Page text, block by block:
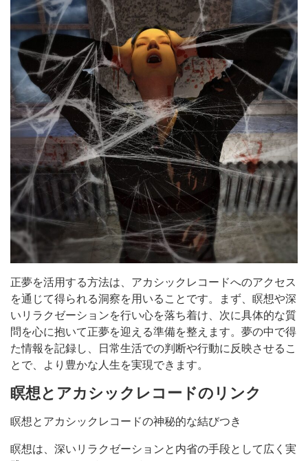
正夢を活用する方法は、アカシックレコードへのアクセス
を通じて得られる洞察を用いることです。まず、瞑想や深
いリラクゼーションを行い心を落ち着け、次に具体的な質
問を心に抱いて正夢を迎える準備を整えます。夢の中で得
た情報を記録し、日常生活での判断や行動に反映させるこ
とで、より豊かな人生を実現できます。
瞑想とアカシックレコードのリンク
瞑想とアカシックレコードの神秘的な結びつき
瞑想は、深いリラクゼーションと内省の手段として広く実